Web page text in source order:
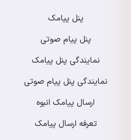
پنل پیامک
پنل پیام صوتی
نمایندگی پنل پیامک
نمایندگی پنل پیام صوتی
ارسال پیامک انبوه
تعرفه ارسال پیامک